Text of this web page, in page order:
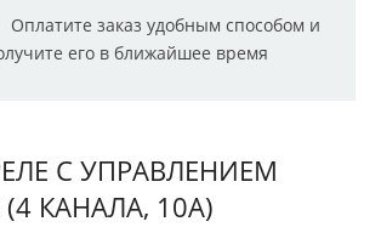
Оплатите заказ удобным способом и
его в ближайшее время
С УПРАВЛЕНИЕМ
(4 КАНАЛА, 10А)